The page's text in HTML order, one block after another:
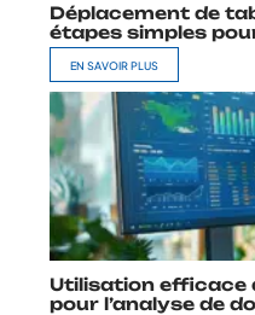
Déplacement de
étapes simples
EN SAVOIR PLUS
Utilisation efficace
pour l’analyse de